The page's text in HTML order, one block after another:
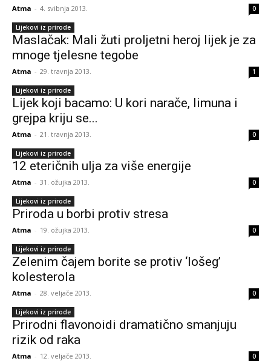
Atma - 4. svibnja 2013. 0
Lijekovi iz prirode
Maslačak: Mali žuti proljetni heroj lijek je za
mnoge tjelesne tegobe
Atma - 29. travnja 2013. 1
Lijekovi iz prirode
Lijek koji bacamo: U kori narače, limuna i
grejpa kriju se...
Atma - 21. travnja 2013. 0
Lijekovi iz prirode
12 eteričnih ulja za više energije
Atma - 31. ožujka 2013. 0
Lijekovi iz prirode
Priroda u borbi protiv stresa
Atma - 19. ožujka 2013. 0
Lijekovi iz prirode
Zelenim čajem borite se protiv ‘lošeg’
kolesterola
Atma - 28. veljače 2013. 0
Lijekovi iz prirode
Prirodni flavonoidi dramatično smanjuju
rizik od raka
Atma - 12. veljače 2013. 0